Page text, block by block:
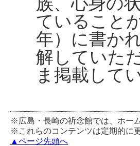
ていること
年）に書か
解していた
ま掲載して
※広島・長崎の祈念館では、ホー
※これらのコンテンツは定期的に
▲ページ先頭へ